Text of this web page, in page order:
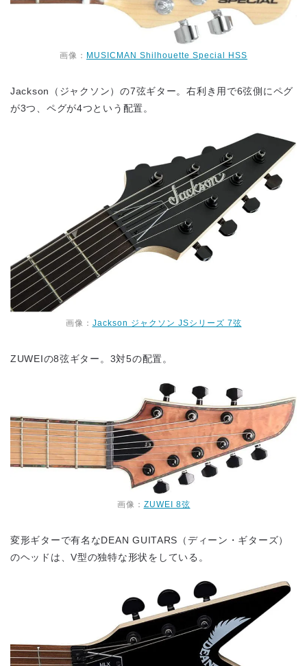
画像： MUSICMAN Shilhouette Special HSS
Jackson（ジャクソン）の7弦ギター。右利き用で6弦側にペグ
が3つ、ペグが4つという配置。
画像： Jackson ジャクソン JSシリーズ 7弦
ZUWEIの8弦ギター。3対5の配置。
画像： ZUWEI 8弦
変形ギターで有名なDEAN GUITARS（ディーン・ギターズ）
のヘッドは、V型の独特な形状をしている。